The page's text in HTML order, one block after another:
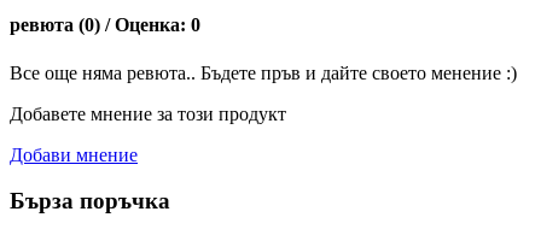
ревюта (0) / Оценка: 0
Все още няма ревюта.. Бъдете пръв и дайте своето менение :)
Добавете мнение за този продукт
Добави мнение
Бърза поръчка